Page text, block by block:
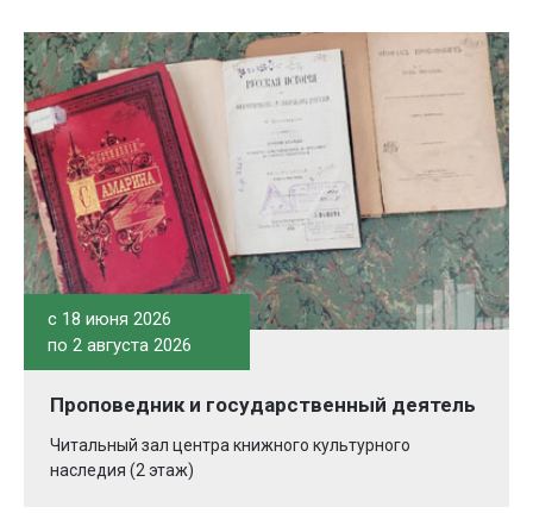
c 18 июня 2026
по 2 августа 2026
Проповедник и государственный деятель
Читальный зал центра книжного культурного
наследия (2 этаж)